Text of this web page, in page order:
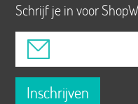
Schrijf je in voor
Inschrijven